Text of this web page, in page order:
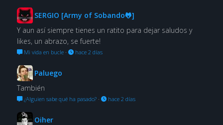
SERGIO [Army of Sobando🐸]
Y aun así siempre tienes un ratito para dejar saludos y
likes, un abrazo, se fuerte!
Mi vida en bucle· hace 2 días
Paluego
También
¿Alguien sabe qué ha pasado?· hace 2 días
Oiher